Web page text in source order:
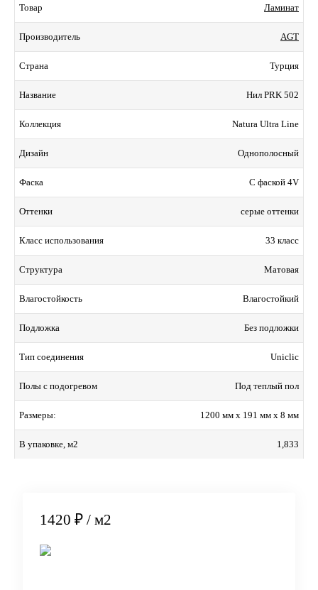
Товар Ламинат
Производитель AGT
Страна Турция
Название Нил PRK 502
Коллекция Natura Ultra Line
Дизайн Однополосный
Фаска С фаской 4V
Оттенки серые оттенки
Класс использования 33 класс
Структура Матовая
Влагостойкость Влагостойкий
Подложка Без подложки
Тип соединения Uniclic
Полы с подогревом Под теплый пол
Размеры: 1200 мм x 191 мм x 8 мм
В упаковке, м2 1,833
1420 ₽ / м2